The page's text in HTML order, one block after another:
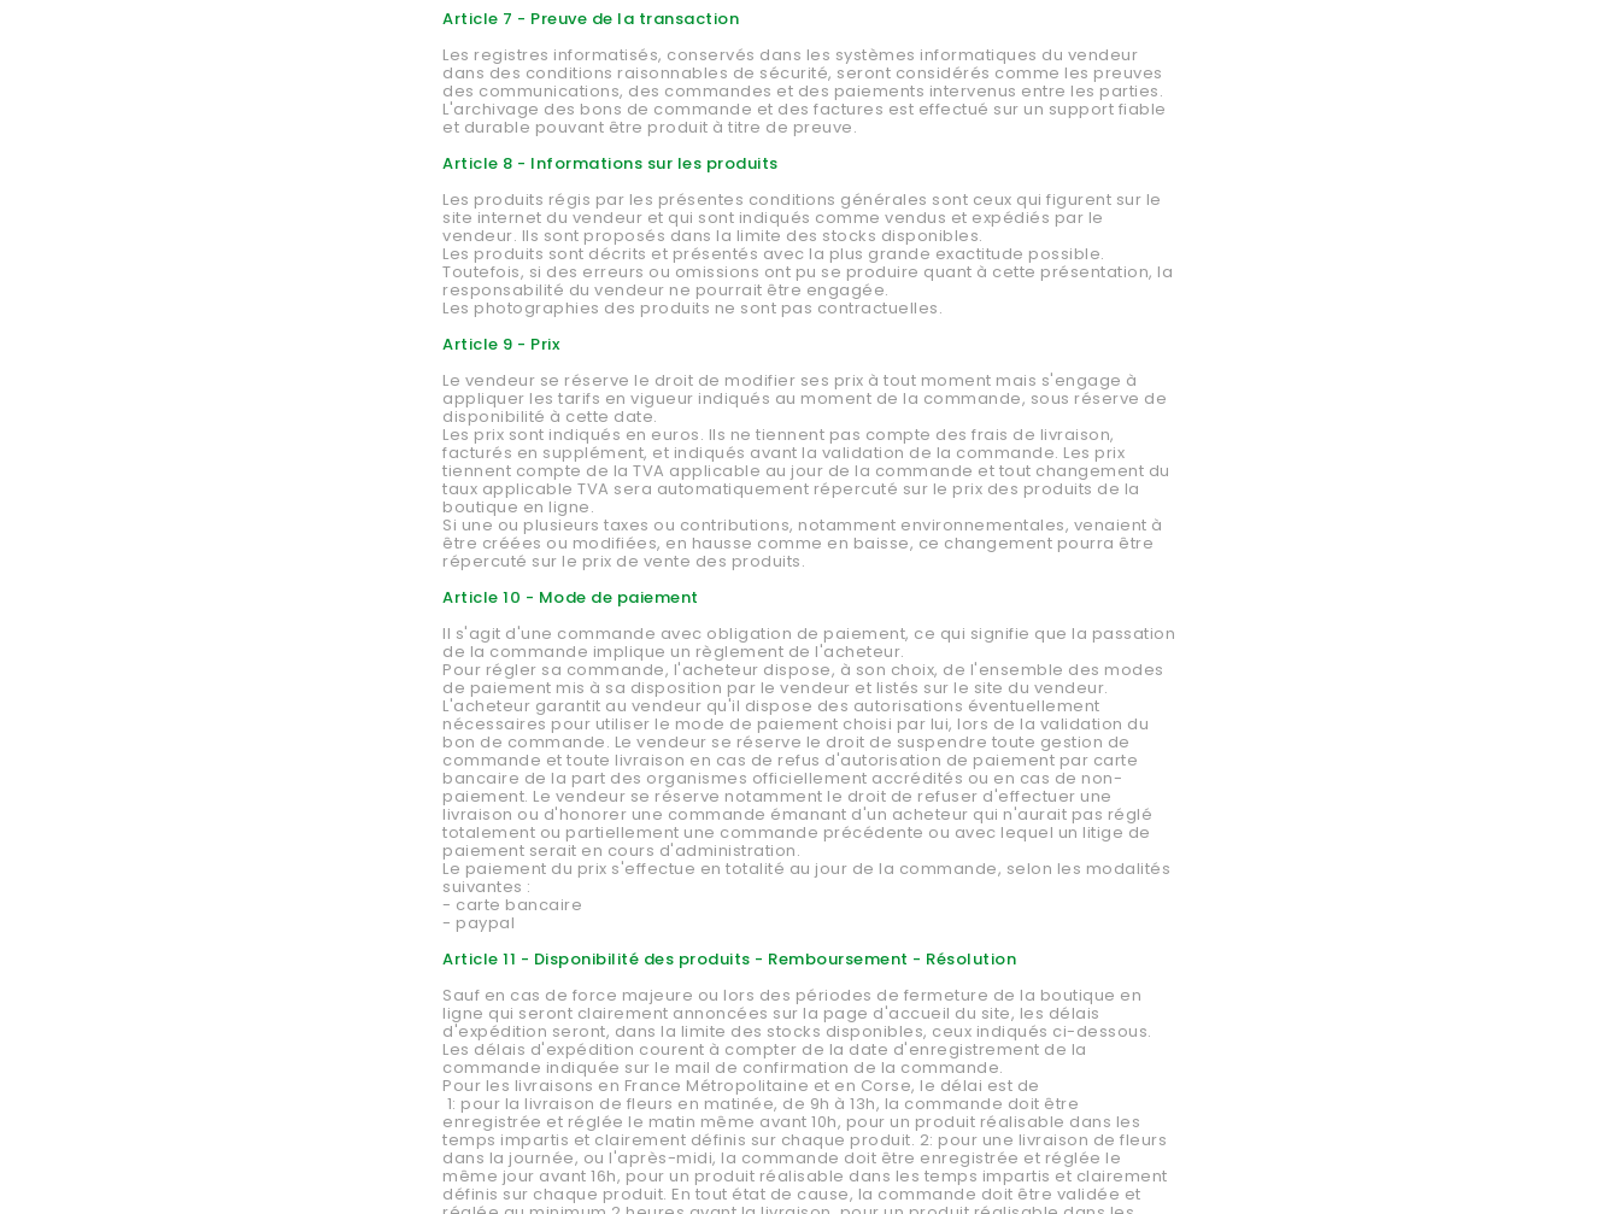
Article 7 - Preuve de la transaction
Les registres informatisés, conservés dans les systèmes informatiques du vendeur
dans des conditions raisonnables de sécurité, seront considérés comme les preuves
des communications, des commandes et des paiements intervenus entre les parties.
L'archivage des bons de commande et des factures est effectué sur un support fiable
et durable pouvant être produit à titre de preuve.
Article 8 - Informations sur les produits
Les produits régis par les présentes conditions générales sont ceux qui figurent sur le
site internet du vendeur et qui sont indiqués comme vendus et expédiés par le
vendeur. Ils sont proposés dans la limite des stocks disponibles.
Les produits sont décrits et présentés avec la plus grande exactitude possible.
Toutefois, si des erreurs ou omissions ont pu se produire quant à cette présentation, la
responsabilité du vendeur ne pourrait être engagée.
Les photographies des produits ne sont pas contractuelles.
Article 9 - Prix
Le vendeur se réserve le droit de modifier ses prix à tout moment mais s'engage à
appliquer les tarifs en vigueur indiqués au moment de la commande, sous réserve de
disponibilité à cette date.
Les prix sont indiqués en euros. Ils ne tiennent pas compte des frais de livraison,
facturés en supplément, et indiqués avant la validation de la commande. Les prix
tiennent compte de la TVA applicable au jour de la commande et tout changement du
taux applicable TVA sera automatiquement répercuté sur le prix des produits de la
boutique en ligne.
Si une ou plusieurs taxes ou contributions, notamment environnementales, venaient à
être créées ou modifiées, en hausse comme en baisse, ce changement pourra être
répercuté sur le prix de vente des produits.
Article 10 - Mode de paiement
Il s'agit d'une commande avec obligation de paiement, ce qui signifie que la passation
de la commande implique un règlement de l'acheteur.
Pour régler sa commande, l'acheteur dispose, à son choix, de l'ensemble des modes
de paiement mis à sa disposition par le vendeur et listés sur le site du vendeur.
L'acheteur garantit au vendeur qu'il dispose des autorisations éventuellement
nécessaires pour utiliser le mode de paiement choisi par lui, lors de la validation du
bon de commande. Le vendeur se réserve le droit de suspendre toute gestion de
commande et toute livraison en cas de refus d'autorisation de paiement par carte
bancaire de la part des organismes officiellement accrédités ou en cas de non-
paiement. Le vendeur se réserve notamment le droit de refuser d'effectuer une
livraison ou d'honorer une commande émanant d'un acheteur qui n'aurait pas réglé
totalement ou partiellement une commande précédente ou avec lequel un litige de
paiement serait en cours d'administration.
Le paiement du prix s'effectue en totalité au jour de la commande, selon les modalités
suivantes :
- carte bancaire
- paypal
Article 11 - Disponibilité des produits - Remboursement - Résolution
Sauf en cas de force majeure ou lors des périodes de fermeture de la boutique en
ligne qui seront clairement annoncées sur la page d'accueil du site, les délais
d'expédition seront, dans la limite des stocks disponibles, ceux indiqués ci-dessous.
Les délais d'expédition courent à compter de la date d'enregistrement de la
commande indiquée sur le mail de confirmation de la commande.
Pour les livraisons en France Métropolitaine et en Corse, le délai est de
1: pour la livraison de fleurs en matinée, de 9h à 13h, la commande doit être
enregistrée et réglée le matin même avant 10h, pour un produit réalisable dans les
temps impartis et clairement définis sur chaque produit. 2: pour une livraison de fleurs
dans la journée, ou l'après-midi, la commande doit être enregistrée et réglée le
même jour avant 16h, pour un produit réalisable dans les temps impartis et clairement
définis sur chaque produit. En tout état de cause, la commande doit être validée et